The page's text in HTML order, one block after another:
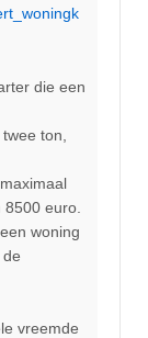
die een
ton,
euro.
woning
vreemde